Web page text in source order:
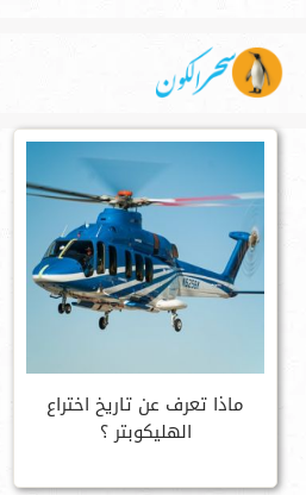
ماذا تعرف عن تاريخ اختراع
الهليكوبتر ؟